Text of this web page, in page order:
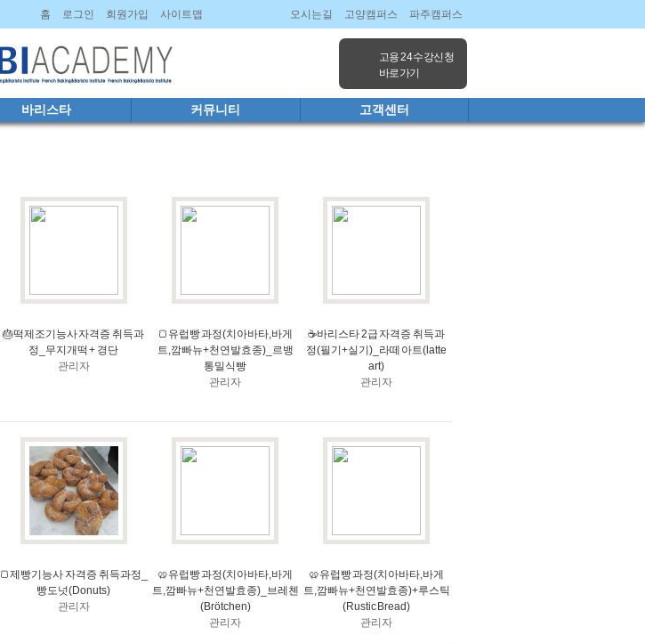
홈 로그인 회원가입 사이트맵 오시는길 고양캠퍼스 파주캠퍼스
고용 24 수강신청
바로가기
바리스타 커뮤니티 고객센터
🎂떡제조기능사 자격증 취득과
정_무지개떡 + 경단
관리자
🍞유럽빵 과정(치아바타,바게
트,깜빠뉴+천연발효종)_르뱅
통밀식빵
관리자
☕바리스타 2급 자격증 취득과
정(필기+실기)_라떼 아트(latte
art)
관리자
🍞제빵기능사 자격증 취득과정_
빵도넛(Donuts)
관리자
🥨유럽빵 과정(치아바타,바게
트,깜빠뉴+천연발효종)_브레첸
(Brötchen)
관리자
🥨유럽빵 과정(치아바타,바게
트,깜빠뉴+천연발효종)+루스틱
(Rustic Bread)
관리자